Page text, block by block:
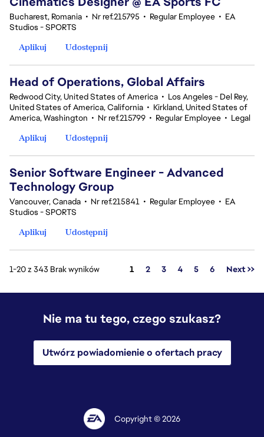
Bucharest, Romania • Nr ref.215795 • Regular Employee • EA
Studios - SPORTS
Aplikuj
Udostępnij
Head of Operations, Global Affairs
Redwood City, United States of America • Los Angeles - Del Rey,
United States of America, California • Kirkland, United States of
America, Washington • Nr ref.215799 • Regular Employee • Legal
Aplikuj
Udostępnij
Senior Software Engineer - Advanced
Technology Group
Vancouver, Canada • Nr ref.215841 • Regular Employee • EA
Studios - SPORTS
Aplikuj
Udostępnij
1-20 z 343 Brak wyników Strona
1 2 3 4 5 6 Next >>
Nie ma tu tego, czego szukasz?
Utwórz powiadomienie o ofertach pracy
Copyright © 2026